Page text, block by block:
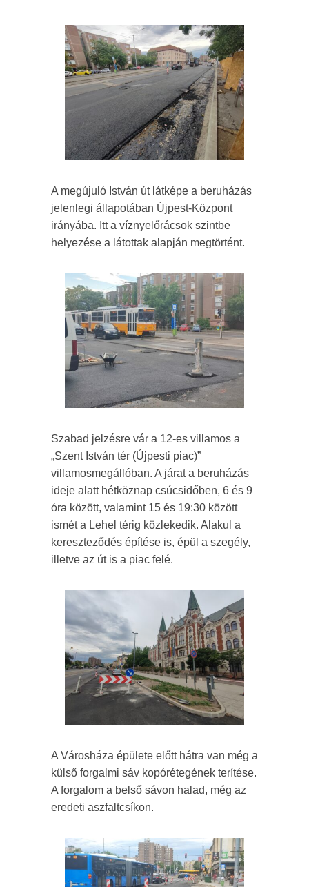
A megújuló István út látképe a beruházás
jelenlegi állapotában Újpest-Központ
irányába. Itt a víznyelőrácsok szintbe
helyezése a látottak alapján megtörtént.
Szabad jelzésre vár a 12-es villamos a
„Szent István tér (Újpesti piac)”
villamosmegállóban. A járat a beruházás
ideje alatt hétköznap csúcsidőben, 6 és 9
óra között, valamint 15 és 19:30 között
ismét a Lehel térig közlekedik. Alakul a
kereszteződés építése is, épül a szegély,
illetve az út is a piac felé.
A Városháza épülete előtt hátra van még a
külső forgalmi sáv kopórétegének terítése.
A forgalom a belső sávon halad, még az
eredeti aszfaltcsíkon.